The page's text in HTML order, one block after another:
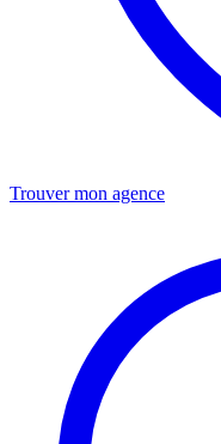
Trouver mon agence